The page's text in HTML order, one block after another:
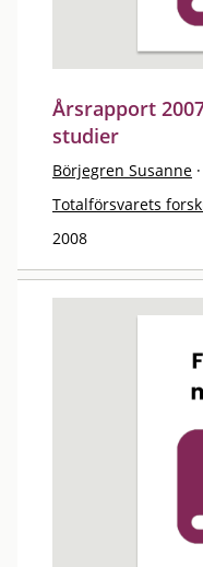
Årsrapport
studier
Börjegren Susanne ·
Totalförsvarets
2008